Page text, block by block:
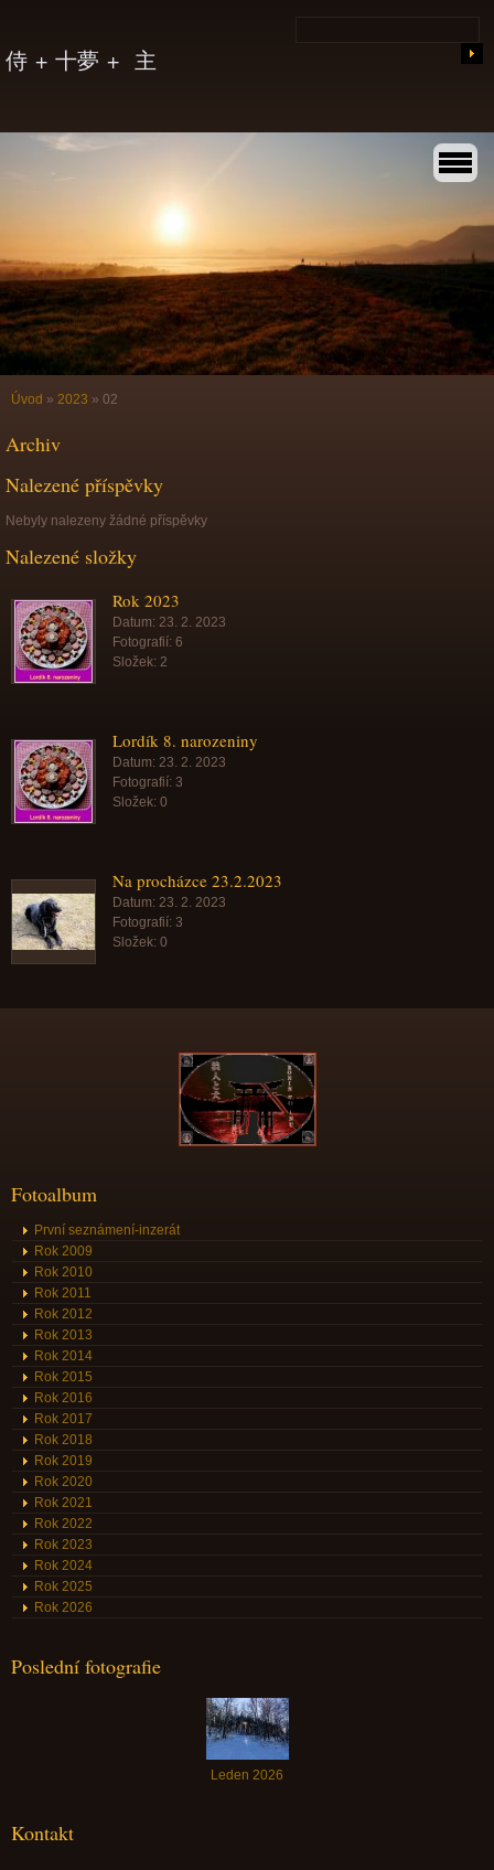
侍 + 十夢 + 主
Úvod » 2023 » 02
Archiv
Nalezené příspěvky
Nebyly nalezeny žádné příspěvky
Nalezené složky
Rok 2023
Datum: 23. 2. 2023
Fotografií: 6
Složek: 2
Lordík 8. narozeniny
Datum: 23. 2. 2023
Fotografií: 3
Složek: 0
Na procházce 23.2.2023
Datum: 23. 2. 2023
Fotografií: 3
Složek: 0
Fotoalbum
První seznámení-inzerát
Rok 2009
Rok 2010
Rok 2011
Rok 2012
Rok 2013
Rok 2014
Rok 2015
Rok 2016
Rok 2017
Rok 2018
Rok 2019
Rok 2020
Rok 2021
Rok 2022
Rok 2023
Rok 2024
Rok 2025
Rok 2026
Poslední fotografie
Leden 2026
Kontakt